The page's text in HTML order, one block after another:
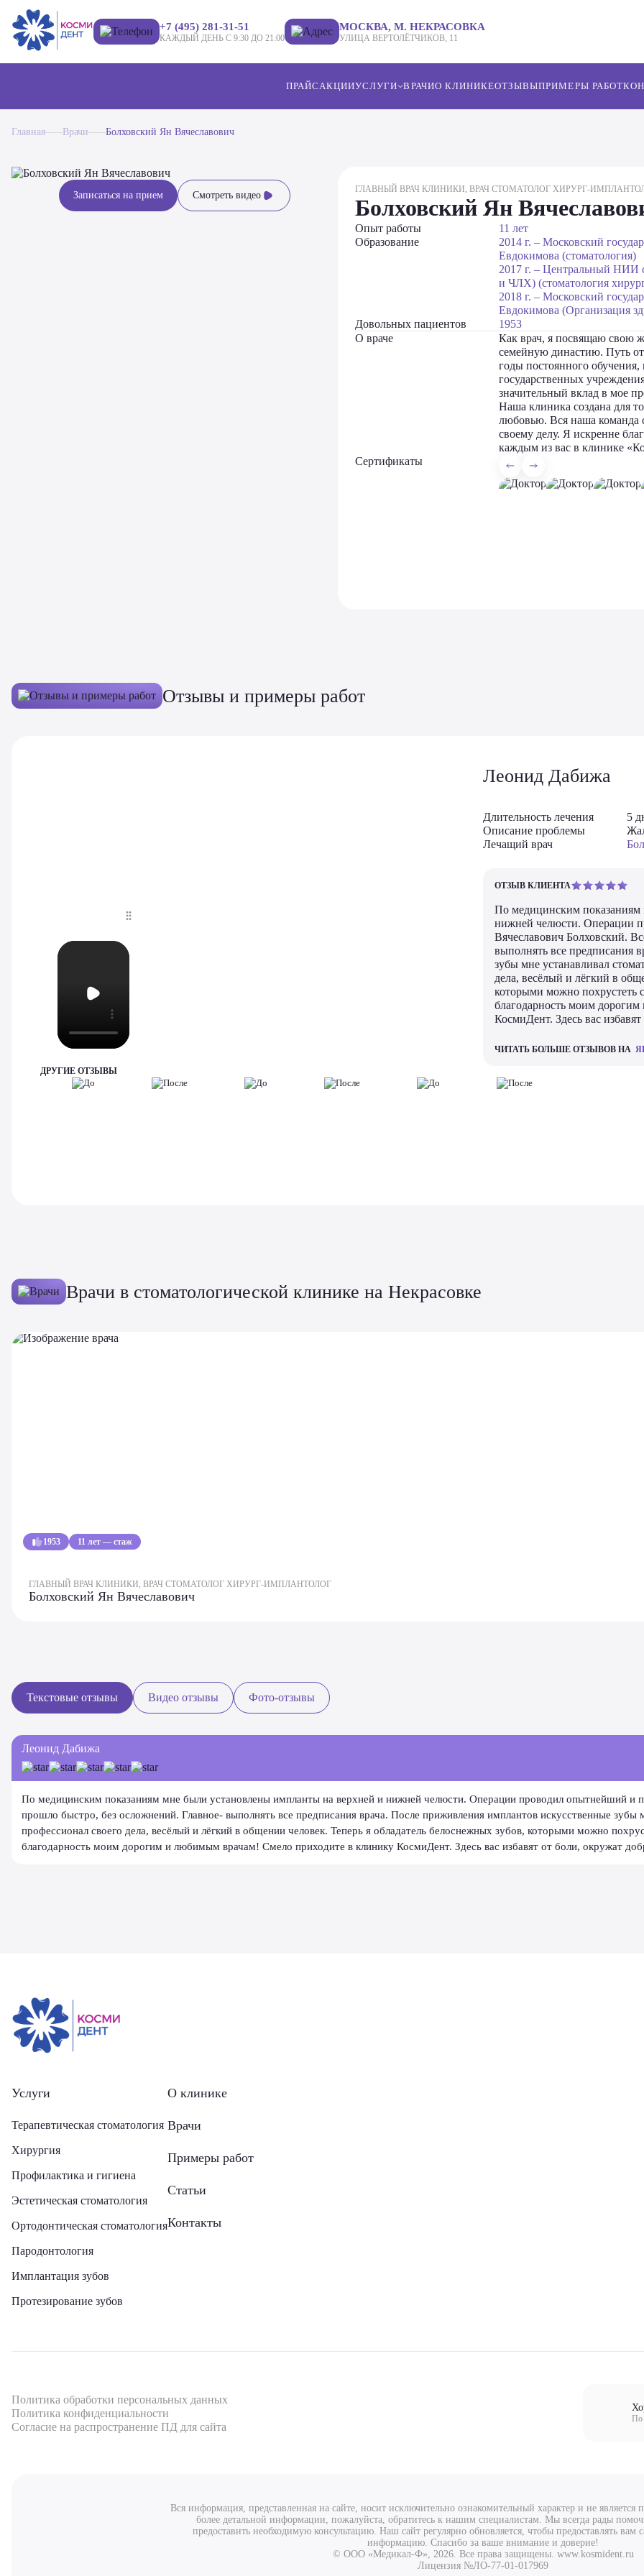
+7 (495) 281-31-51
КАЖДЫЙ ДЕНЬ С 9:30 ДО 21:00
МОСКВА, М. НЕКРАСОВКА
УЛИЦА ВЕРТОЛЁТЧИКОВ, 11
УСЛУГИ
ОРТОДОНТИЧЕСКАЯ СТОМАТОЛОГИЯ
ЭСТЕТИЧЕСКАЯ СТОМАТОЛОГИЯ
ПРОФИЛАКТИКА И ГИГИЕНА
ПРОТЕЗИРОВАНИЕ ЗУБОВ
ТЕРАПЕВТИЧЕСКАЯ СТОМАТОЛОГИЯ
ПРАЙСАКЦИИ ВРАЧИО КЛИНИКЕОТЗЫВЫПРИМЕРЫ РАБОТ
Главная Врачи Болховский Ян Вячеславович
Записаться на прием Смотреть видео
ГЛАВНЫЙ ВРАЧ КЛИНИКИ, ВРАЧ СТОМАТОЛОГ ХИРУРГ-
Болховский Ян
Опыт работы
11 лет
Образование
2014 г. – Московский
Евдокимова (стоматология)
2017 г. – Центральный НИИ
и ЧЛХ) (стоматология
2018 г. – Московский
Евдокимова (Организация
Довольных пациентов
1953
О враче
Как врач, я посвящаю свою
семейную династию. Путь от
годы постоянного
государственных
значительный вклад в мое
Наша клиника создана для
любовью. Вся наша команда
своему делу. Я искренне
каждым из вас в клинике
Сертификаты
Отзывы и примеры работ
Леонид Дабижа
Длительность лечения
5
Описание проблемы
Лечащий врач
ОТЗЫВ КЛИЕНТА
По медицинским
нижней челюсти. Операции
Вячеславович Болховский.
выполнять все предписания
зубы мне устанавливал
дела, весёлый и лёгкий в
которыми можно похрустеть
благодарность моим
КосмиДент. Здесь вас
ЧИТАТЬ БОЛЬШЕ ОТЗЫВОВ НА
ДРУГИЕ ОТЗЫВЫ
Врачи в стоматологической клинике на Некрасовке
1953 11 лет — стаж
ГЛАВНЫЙ ВРАЧ КЛИНИКИ, ВРАЧ СТОМАТОЛОГ ХИРУРГ-ИМПЛАНТОЛОГ
Болховский Ян Вячеславович
Текстовые отзывы Видео отзывы Фото-отзывы
Леонид Дабижа
По медицинским показаниям мне были установлены импланты на верхней и нижней челюсти. Операции проводил опытнейший и
прошло быстро, без осложнений. Главное- выполнять все предписания врача. После приживления имплантов искусственные
профессионал своего дела, весёлый и лёгкий в общении человек. Теперь я обладатель белоснежных зубов, которыми можно
благодарность моим дорогим и любимым врачам! Смело приходите в клинику КосмиДент. Здесь вас избавят от боли, окружат
Услуги
Терапевтическая стоматология
Хирургия
Профилактика и гигиена
Эстетическая стоматология
Ортодонтическая стоматология
Пародонтология
Имплантация зубов
Протезирование зубов
О клинике
Врачи
Примеры работ
Статьи
Контакты
Политика обработки персональных данных
Политика конфиденциальности
Согласие на распространение ПД для сайта
По
Вся информация, представленная на сайте, носит исключительно ознакомительный характер и не
более детальной информации, пожалуйста, обратитесь к нашим специалистам. Мы всегда рады
предоставить необходимую консультацию. Наш сайт регулярно обновляется, чтобы предоставлять
информацию. Спасибо за ваше внимание и доверие!
© ООО «Медикал-Ф», 2026. Все права защищены. www.kosmident.ru
Лицензия №ЛО-77-01-017969